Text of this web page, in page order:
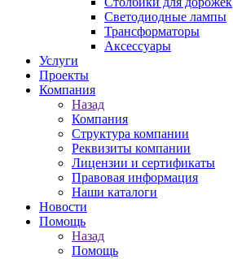
Светодиодные лампы
Трансформаторы
Аксессуары
Услуги
Проекты
Компания
Назад
Компания
Структура компании
Реквизиты компании
Лицензии и сертификаты
Правовая информация
Наши каталоги
Новости
Помощь
Назад
Помощь